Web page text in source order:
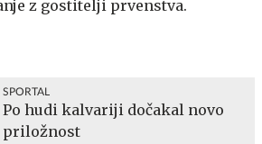
z gostitelji prvenstva.
SPORTAL
Po hudi kalvariji dočakal novo
priložnost